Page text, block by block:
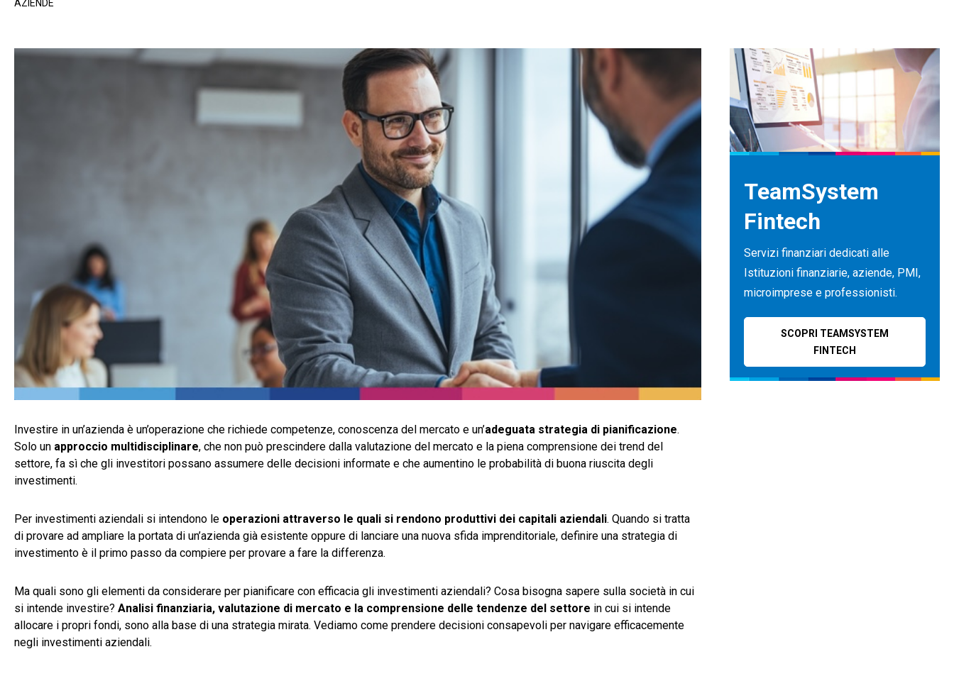
AZIENDE
Investire in un’azienda è un’operazione che richiede competenze, conoscenza del mercato e un’adeguata strategia di pianificazione.
Solo un approccio multidisciplinare, che non può prescindere dalla valutazione del mercato e la piena comprensione dei trend del
settore, fa sì che gli investitori possano assumere delle decisioni informate e che aumentino le probabilità di buona riuscita degli
investimenti.
Per investimenti aziendali si intendono le operazioni attraverso le quali si rendono produttivi dei capitali aziendali. Quando si tratta
di provare ad ampliare la portata di un’azienda già esistente oppure di lanciare una nuova sfida imprenditoriale, definire una strategia di
investimento è il primo passo da compiere per provare a fare la differenza.
Ma quali sono gli elementi da considerare per pianificare con efficacia gli investimenti aziendali? Cosa bisogna sapere sulla società in cui
si intende investire? Analisi finanziaria, valutazione di mercato e la comprensione delle tendenze del settore in cui si intende
allocare i propri fondi, sono alla base di una strategia mirata. Vediamo come prendere decisioni consapevoli per navigare efficacemente
negli investimenti aziendali.
TeamSystem
Fintech
Servizi finanziari dedicati alle
Istituzioni finanziarie, aziende, PMI,
microimprese e professionisti.
SCOPRI TEAMSYSTEM
FINTECH